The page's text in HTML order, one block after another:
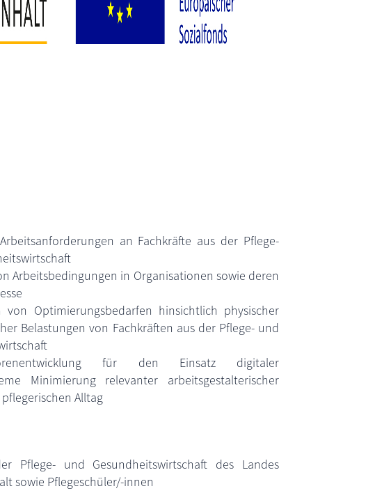
an Fachkräfte aus der Pflege-
Arbeitsbedingungen in Organisationen sowie deren
von Optimierungsbedarfen hinsichtlich physischer
Belastungen von Fachkräften aus der Pflege- und
für den Einsatz digitaler
Minimierung relevanter arbeitsgestalterischer
Alltag
Pflege- und Gesundheitswirtschaft des Landes
sowie Pflegeschüler/-innen